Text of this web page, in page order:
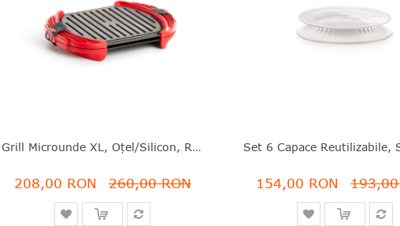
Grill Microunde XL, Oțel/silicon, Roșu, 27X20.7X4.4 Cm, Lékué - 8710755881800
208,00 RON 260,00 RON 154,00 RON 193,00